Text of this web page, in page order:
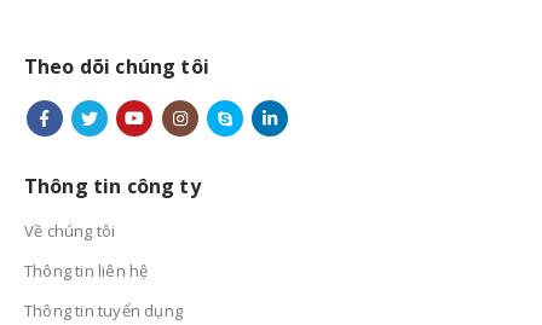
Theo dõi chúng tôi
Thông tin công ty
Về chúng tôi
Thông tin liên hệ
Thông tin tuyển dụng